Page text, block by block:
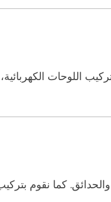
اللوحات
كما نقوم